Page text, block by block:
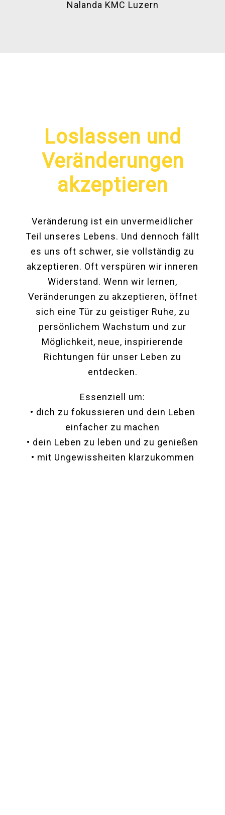
Nalanda KMC Luzern
Loslassen und
Veränderungen
akzeptieren
Veränderung ist ein unvermeidlicher
Teil unseres Lebens. Und dennoch fällt
es uns oft schwer, sie vollständig zu
akzeptieren. Oft verspüren wir inneren
Widerstand. Wenn wir lernen,
Veränderungen zu akzeptieren, öffnet
sich eine Tür zu geistiger Ruhe, zu
persönlichem Wachstum und zur
Möglichkeit, neue, inspirierende
Richtungen für unser Leben zu
entdecken.
Essenziell um:
• dich zu fokussieren und dein Leben
einfacher zu machen
• dein Leben zu leben und zu genießen
• mit Ungewissheiten klarzukommen